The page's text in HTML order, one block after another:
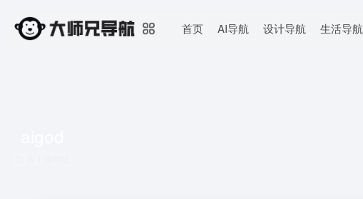
首页 AI导航 设计导航 生活导航